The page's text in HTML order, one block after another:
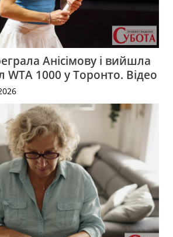
Анісімову і вийшла
WTA 1000 у Торонто. Відео